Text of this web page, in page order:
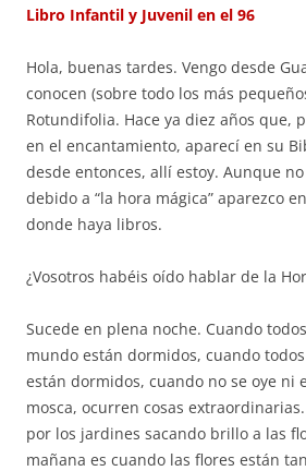
Libro Infantil y Juvenil en el 96
Hola, buenas tardes. Vengo desde
conocen (sobre todo los más
Rotundifolia. Hace ya diez años que,
en el encantamiento, aparecí en su
desde entonces, allí estoy. Aunque
debido a “la hora mágica” aparezco
donde haya libros.
¿Vosotros habéis oído hablar de la
Sucede en plena noche. Cuando
mundo están dormidos, cuando
están dormidos, cuando no se oye ni
mosca, ocurren cosas
por los jardines sacando brillo a las
mañana es cuando las flores están